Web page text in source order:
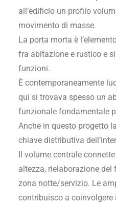
all’edificio un profilo
movimento di masse.
La porta morta è
fra abitazione e rustico e
funzioni.
È contemporaneamente
qui si trovava spesso un
funzionale fondamentale
Anche in questo progetto
chiave distributiva
Il volume centrale
altezza, rielaborazione del
zona notte/servizio. Le
contribuisco a coinvolgere